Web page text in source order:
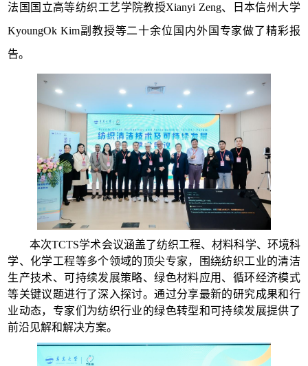
法国国立高等纺织工艺学院教授Xianyi Zeng、日本信州大学
KyoungOk Kim副教授等二十余位国内外国专家做了精彩报
告。
本次TCTS学术会议涵盖了纺织工程、材料科学、环境科
学、化学工程等多个领域的顶尖专家，围绕纺织工业的清洁
生产技术、可持续发展策略、绿色材料应用、循环经济模式
等关键议题进行了深入探讨。通过分享最新的研究成果和行
业动态，专家们为纺织行业的绿色转型和可持续发展提供了
前沿见解和解决方案。